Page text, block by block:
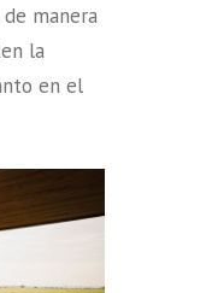
manera
la
en el